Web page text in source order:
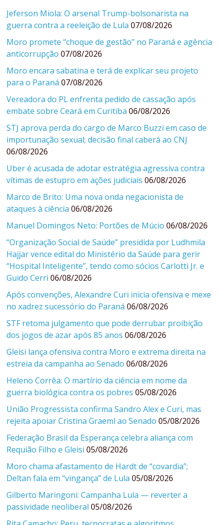
Jeferson Miola: O arsenal Trump-bolsonarista na
guerra contra a reeleição de Lula 07/08/2026
Moro promete “choque de gestão” no Paraná e agência
anticorrupção 07/08/2026
Moro encara sabatina e terá de explicar seu projeto
para o Paraná 07/08/2026
Vereadora do PL enfrenta pedido de cassação após
embate sobre Ceará em Curitiba 06/08/2026
STJ aprova perda do cargo de Marco Buzzi em caso de
importunação sexual; decisão final caberá ao CNJ
06/08/2026
Uber é acusada de adotar estratégia agressiva contra
vítimas de estupro em ações judiciais 06/08/2026
Marco de Brito: Uma nova onda negacionista de
ataques à ciência 06/08/2026
Manuel Domingos Neto: Portões de Múcio 06/08/2026
“Organização Social de Saúde” presidida por Ludhmila
Hajjar vence edital do Ministério da Saúde para gerir
“Hospital Inteligente”, tendo como sócios Carlotti Jr. e
Guido Cerri 06/08/2026
Após convenções, Alexandre Curi inicia ofensiva e mexe
no xadrez sucessório do Paraná 06/08/2026
STF retoma julgamento que pode derrubar proibição
dos jogos de azar após 85 anos 06/08/2026
Gleisi lança ofensiva contra Moro e extrema direita na
estreia da campanha ao Senado 06/08/2026
Heleno Corrêa: O martírio da ciência em nome da
guerra biológica contra os pobres 05/08/2026
União Progressista confirma Sandro Alex e Curi, mas
rejeita apoiar Cristina Graeml ao Senado 05/08/2026
Federação Brasil da Esperança celebra aliança com
Requião Filho e Gleisi 05/08/2026
Moro chama afastamento de Hardt de “covardia”;
Deltan fala em “vingança” de Lula 05/08/2026
Gilberto Maringoni: Campanha Lula — reverter a
passividade neoliberal 05/08/2026